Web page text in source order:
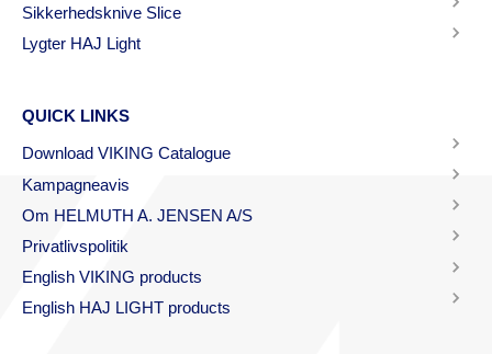
Sikkerhedsknive Slice
Lygter HAJ Light
QUICK LINKS
Download VIKING Catalogue
Kampagneavis
Om HELMUTH A. JENSEN A/S
Privatlivspolitik
English VIKING products
English HAJ LIGHT products